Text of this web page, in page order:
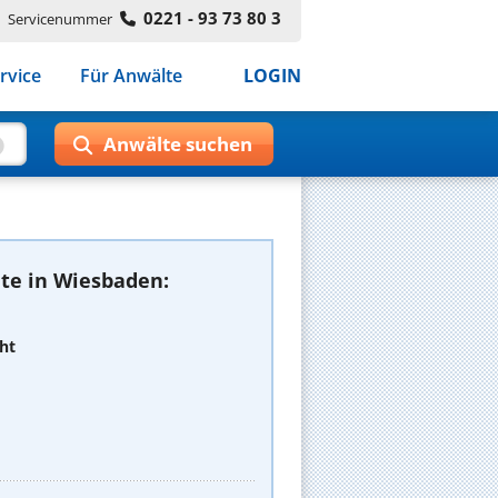
Servicenummer 0221 - 93 73 80 3
Für Anwälte LOGIN
in Wiesbaden: